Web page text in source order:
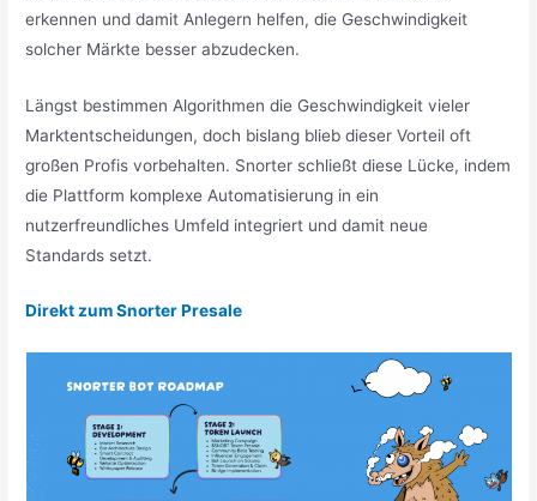
erkennen und damit Anlegern helfen, die Geschwindigkeit
solcher Märkte besser abzudecken.
Längst bestimmen Algorithmen die Geschwindigkeit vieler
Marktentscheidungen, doch bislang blieb dieser Vorteil oft
großen Profis vorbehalten. Snorter schließt diese Lücke, indem
die Plattform komplexe Automatisierung in ein
nutzerfreundliches Umfeld integriert und damit neue
Standards setzt.
Direkt zum Snorter Presale